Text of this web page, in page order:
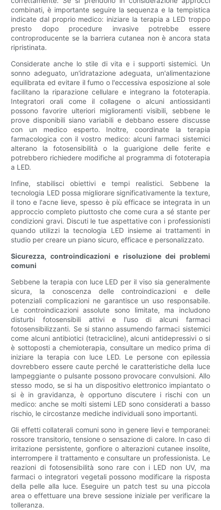
combinati, è importante seguire la sequenza e la tempistica
indicate dal proprio medico: iniziare la terapia a LED troppo
presto dopo procedure invasive potrebbe essere
controproducente se la barriera cutanea non è ancora stata
ripristinata.
Considerate anche lo stile di vita e i supporti sistemici. Un
sonno adeguato, un'idratazione adeguata, un'alimentazione
equilibrata ed evitare il fumo o l'eccessiva esposizione al sole
facilitano la riparazione cellulare e integrano la fototerapia.
Integratori orali come il collagene o alcuni antiossidanti
possono favorire ulteriori miglioramenti visibili, sebbene le
prove disponibili siano variabili e debbano essere discusse
con un medico esperto. Inoltre, coordinate la terapia
farmacologica con il vostro medico: alcuni farmaci sistemici
alterano la fotosensibilità o la guarigione delle ferite e
potrebbero richiedere modifiche al programma di fototerapia
a LED.
Infine, stabilisci obiettivi e tempi realistici. Sebbene la
tecnologia LED possa migliorare significativamente la texture,
il tono e l'acne lieve, spesso è più efficace se integrata in un
approccio completo piuttosto che come cura a sé stante per
condizioni gravi. Discuti le tue aspettative con i professionisti
quando utilizzi la tecnologia LED insieme ai trattamenti in
studio per creare un piano sicuro, efficace e personalizzato.
Sicurezza, controindicazioni e risoluzione dei problemi
comuni
Sebbene la terapia con luce LED per il viso sia generalmente
sicura, la conoscenza delle controindicazioni e delle
potenziali complicazioni ne garantisce un uso responsabile.
Le controindicazioni assolute sono limitate, ma includono
disturbi fotosensibili attivi e l'uso di alcuni farmaci
fotosensibilizzanti. Se si stanno assumendo farmaci sistemici
come alcuni antibiotici (tetracicline), alcuni antidepressivi o si
è sottoposti a chemioterapia, consultare un medico prima di
iniziare la terapia con luce LED. Le persone con epilessia
dovrebbero essere caute perché le caratteristiche della luce
lampeggiante o pulsante possono provocare convulsioni. Allo
stesso modo, se si ha un dispositivo elettronico impiantato o
si è in gravidanza, è opportuno discutere i rischi con un
medico: anche se molti sistemi LED sono considerati a basso
rischio, le circostanze mediche individuali sono importanti.
Gli effetti collaterali comuni sono in genere lievi e temporanei:
rossore transitorio, tensione o sensazione di calore. In caso di
irritazione persistente, gonfiore o alterazioni cutanee insolite,
interrompere il trattamento e consultare un professionista. Le
reazioni di fotosensibilità sono rare con i LED non UV, ma
farmaci o integratori vegetali possono modificare la risposta
della pelle alla luce. Eseguire un patch test su una piccola
area o effettuare una breve sessione iniziale per verificare la
tolleranza.